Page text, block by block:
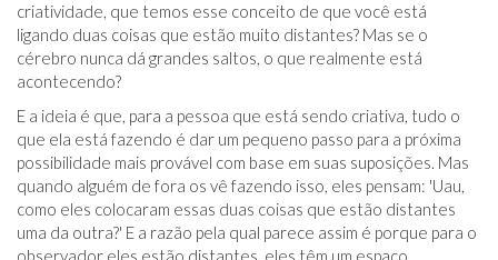
criatividade, que temos esse conceito de que você está
ligando duas coisas que estão muito distantes? Mas se o
cérebro nunca dá grandes saltos, o que realmente está
acontecendo?
E a ideia é que, para a pessoa que está sendo criativa, tudo o
que ela está fazendo é dar um pequeno passo para a próxima
possibilidade mais provável com base em suas suposições. Mas
quando alguém de fora os vê fazendo isso, eles pensam: 'Uau,
como eles colocaram essas duas coisas que estão distantes
uma da outra?' E a razão pela qual parece assim é porque para o
observador eles estão distantes, eles têm um espaço